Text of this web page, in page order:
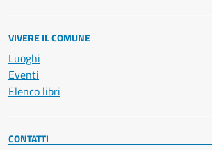
VIVERE IL COMUNE
Luoghi
Eventi
Elenco libri
CONTATTI